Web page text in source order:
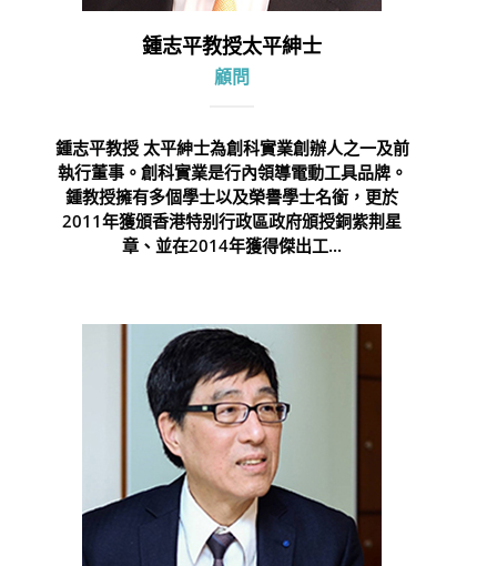
鍾志平教授太平紳士
顧問
鍾志平教授 太平紳士為創科實業創辦人之一及前
執行董事。創科實業是行內領導電動工具品牌。
鍾教授擁有多個學士以及榮譽學士名銜，更於
2011年獲頒香港特别行政區政府頒授銅紫荆星
章、並在2014年獲得傑出工...